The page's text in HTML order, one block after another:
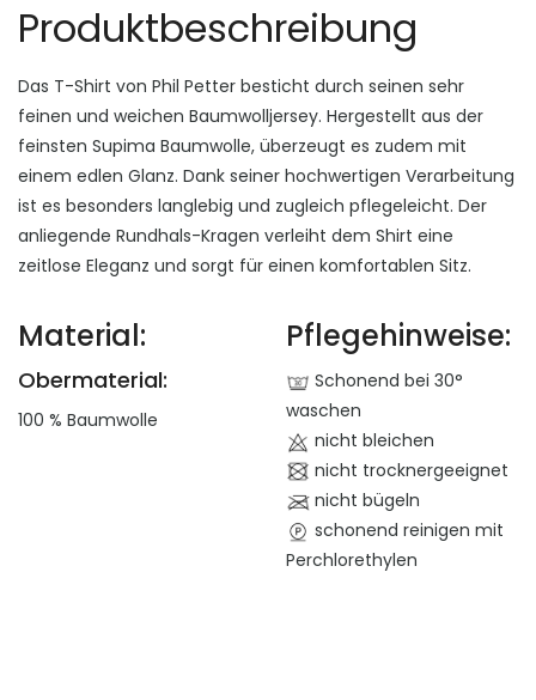
Produktbeschreibung
Das T-Shirt von Phil Petter besticht durch seinen sehr
feinen und weichen Baumwolljersey. Hergestellt aus der
feinsten Supima Baumwolle, überzeugt es zudem mit
einem edlen Glanz. Dank seiner hochwertigen Verarbeitung
ist es besonders langlebig und zugleich pflegeleicht. Der
anliegende Rundhals-Kragen verleiht dem Shirt eine
zeitlose Eleganz und sorgt für einen komfortablen Sitz.
Material:
Obermaterial:
100 % Baumwolle
Pflegehinweise:
Schonend bei 30°
waschen
nicht bleichen
nicht trocknergeeignet
nicht bügeln
schonend reinigen mit
Perchlorethylen